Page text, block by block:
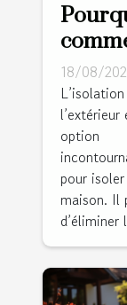
isoler
murs
18/08/
l’extérieur
option
pour
maison. Il
d’éliminer